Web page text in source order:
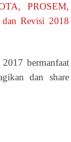
PROSEM,
Revisi 2018
bermanfaat
dan share